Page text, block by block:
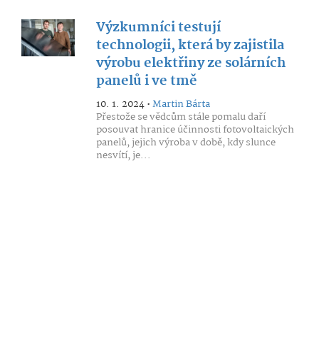
Výzkumníci testují
technologii, která by zajistila
výrobu elektřiny ze solárních
panelů i ve tmě
10. 1. 2024 •Martin Bárta
Přestože se vědcům stále pomalu daří
posouvat hranice účinnosti fotovoltaických
panelů, jejich výroba v době, kdy slunce
nesvítí, je...